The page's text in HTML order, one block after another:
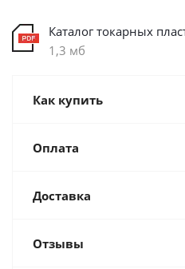
Каталог токарных
1,3 мб
Как купить
Оплата
Доставка
Отзывы